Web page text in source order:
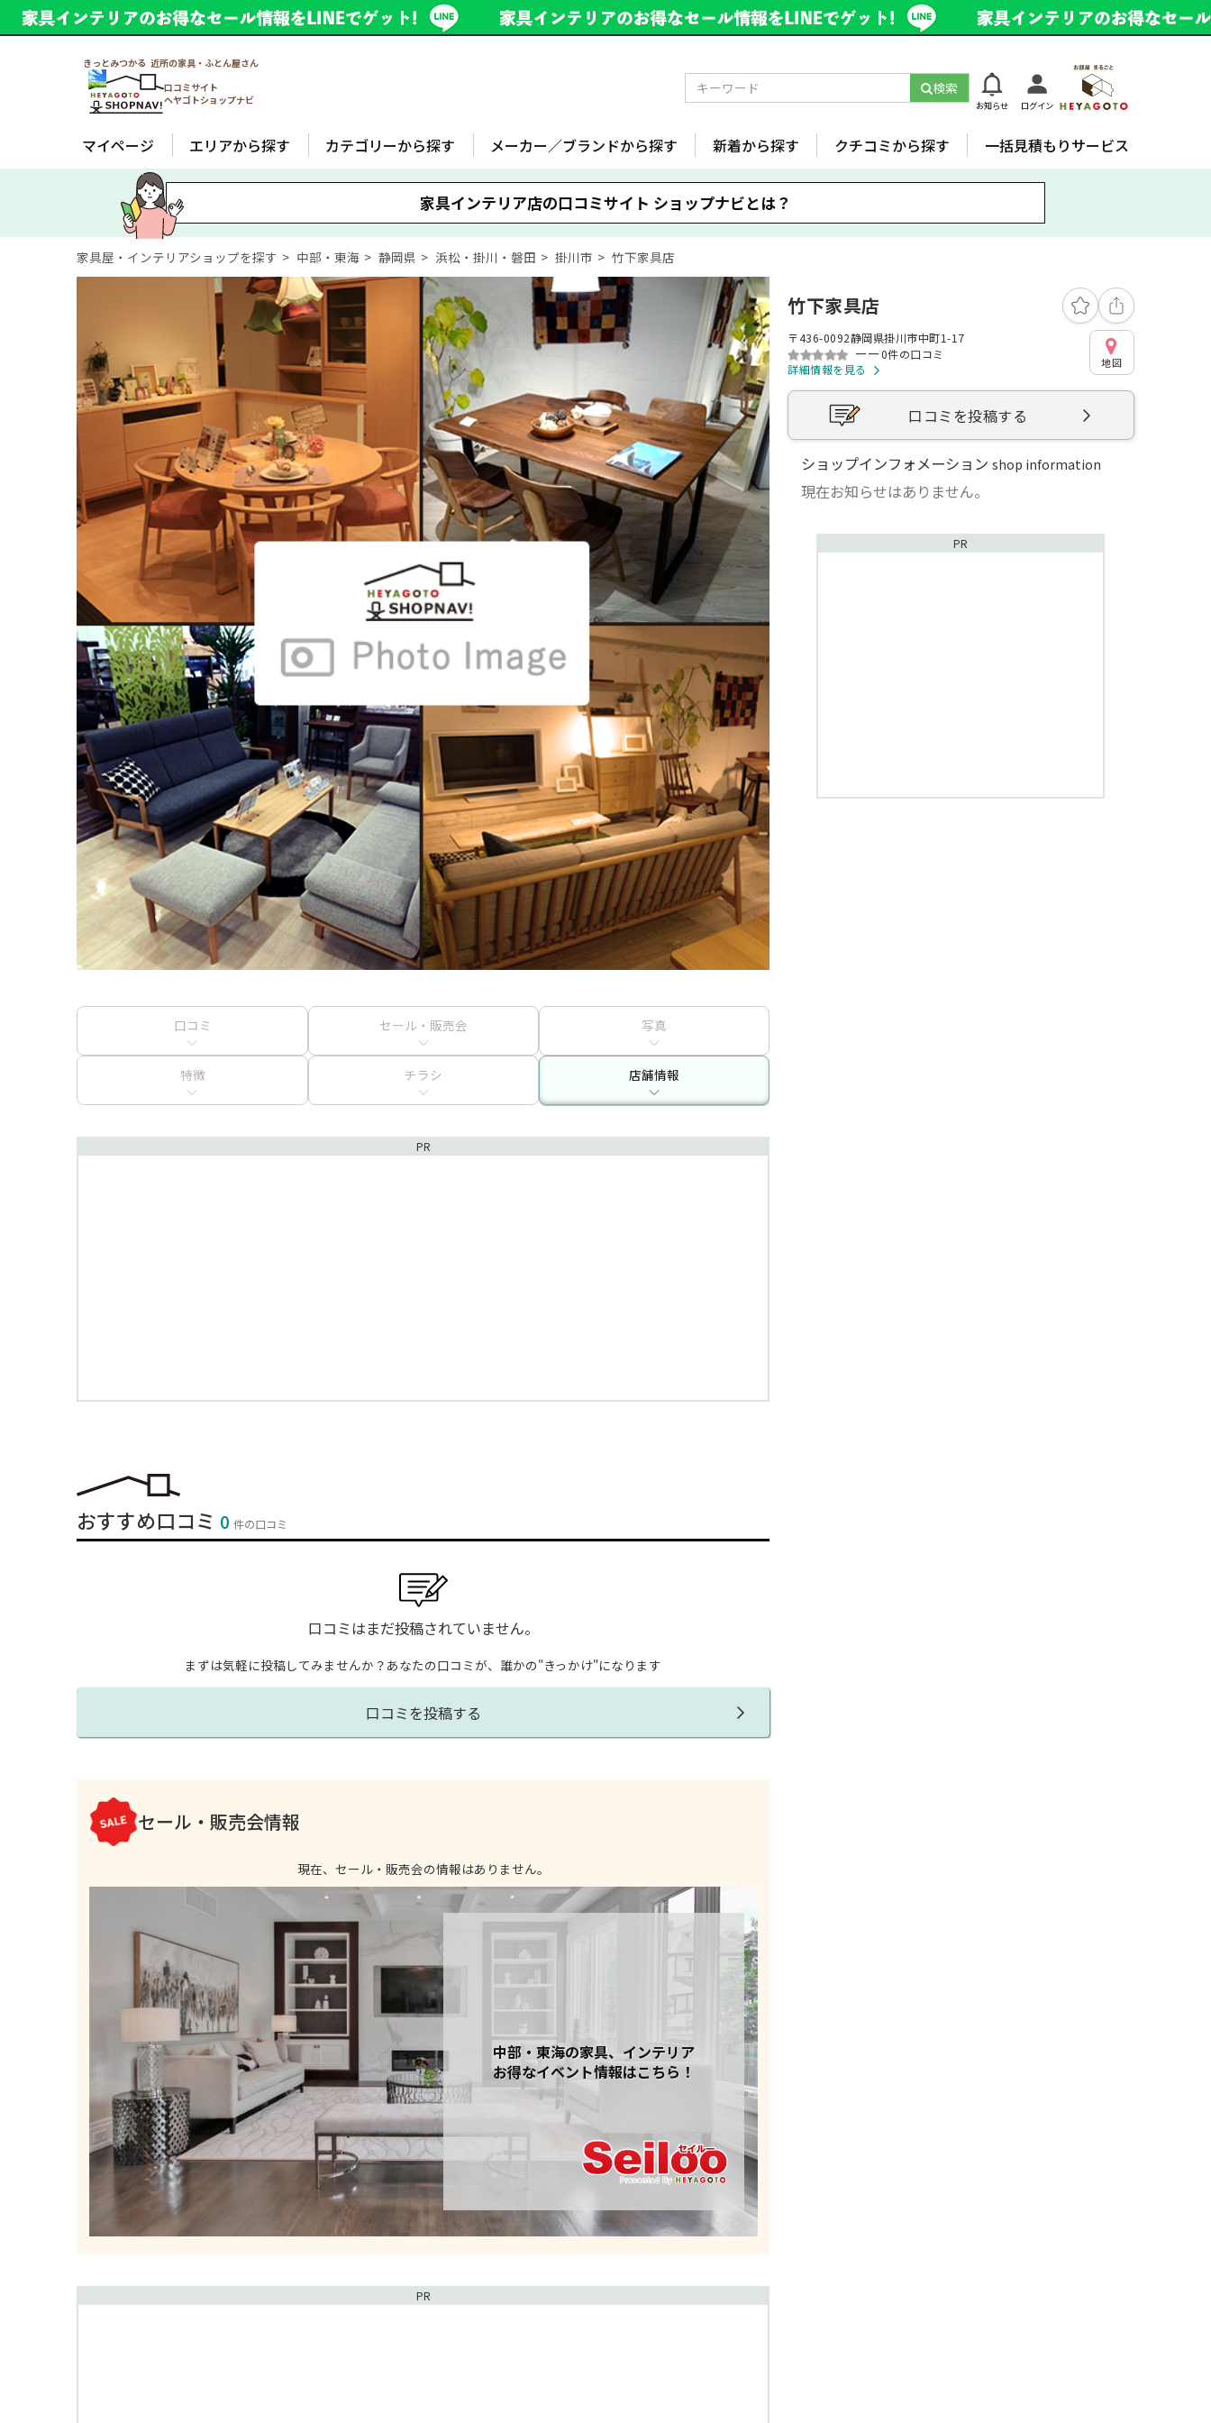
きっとみつかる 近所の家具・ふとん屋さん
口コミサイト
ヘヤゴトショップナビ
検索
お知らせ ログイン
マイページ エリアから探す カテゴリーから探す メーカー／ブランドから探す 新着から探す クチコミから探す 一括見積もりサービス
家具インテリア店の口コミサイト ショップナビとは？
家具屋・インテリアショップを探す 中部・東海 静岡県 浜松・掛川・磐田 掛川市 竹下家具店
竹下家具店
〒436-0092静岡県掛川市中町1-17
ーー0件の口コミ
詳細情報を見る
地図
口コミを投稿する
ショップインフォメーションshop information
現在お知らせはありません。
PR
口コミ セール・販売会 写真
特徴 チラシ 店舗情報
PR
おすすめ口コミ 0件の口コミ
口コミはまだ投稿されていません。
まずは気軽に投稿してみませんか？ あなたの口コミが、誰かの"きっかけ"になります
口コミを投稿する
セール・販売会情報
現在、セール・販売会の情報はありません。
中部・東海の家具、インテリア
お得なイベント情報はこちら！
PR